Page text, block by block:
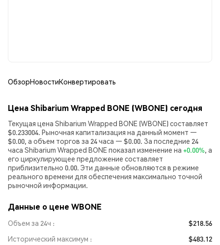
ОбзорНовостиКонвертировать
Цена Shibarium Wrapped BONE (WBONE) сегодня
Текущая цена Shibarium Wrapped BONE (WBONE) составляет
$0.233004. Рыночная капитализация на данный момент —
$0.00, а объем торгов за 24 часа — $0.00. За последние 24
часа Shibarium Wrapped BONE показал изменение на +0.00%, а
его циркулирующее предложение составляет
приблизительно 0.00. Эти данные обновляются в режиме
реального времени для обеспечения максимально точной
рыночной информации.
Данные о цене WBONE
Объем за 24ч
$218.56
Исторический максимум
$483.12